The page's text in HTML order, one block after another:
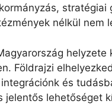
stratégiai
nélkül nem
helyzete
Földrajzi
és
jelentős lehetőséget